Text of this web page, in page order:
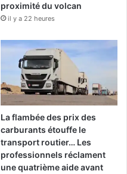
proximité du volcan
il y a 22 heures
La flambée des prix des
carburants étouffe le
transport routier… Les
professionnels réclament
une quatrième aide avant